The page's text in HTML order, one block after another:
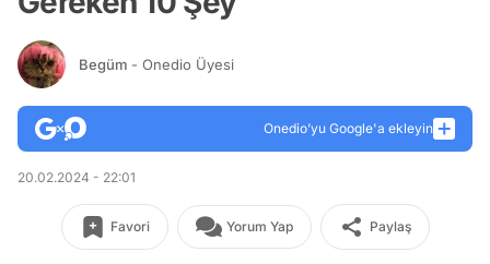
Begüm - Onedio Üyesi
Onedio’yu Google'a ekleyin
20.02.2024 - 22:01
Favori Yorum Yap Paylaş